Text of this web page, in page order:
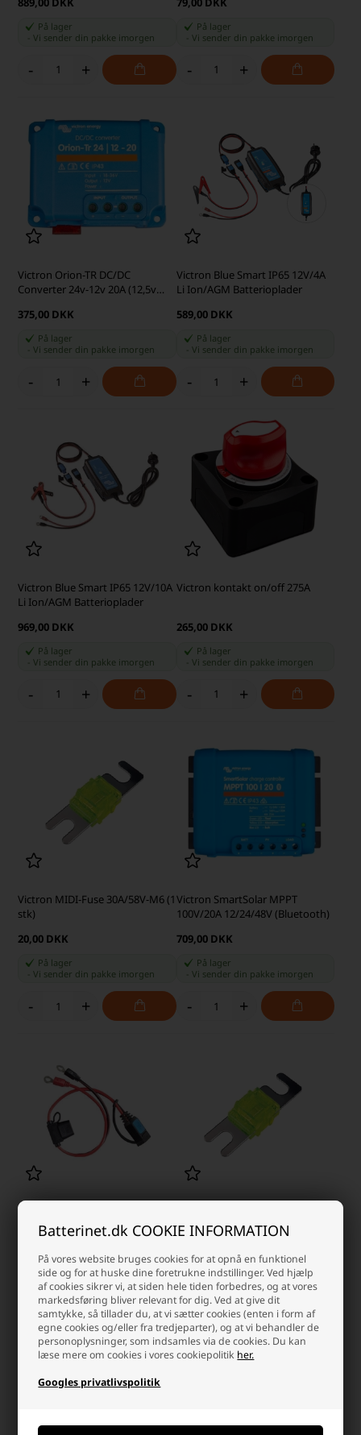
Batterinet.dk COOKIE INFORMATION
På vores website bruges cookies for at opnå en funktionel
side og for at huske dine foretrukne indstillinger. Ved hjælp
af cookies sikrer vi, at siden hele tiden forbedres, og at vores
markedsføring bliver relevant for dig. Ved at give dit
samtykke, så tillader du, at vi sætter cookies (enten i form af
egne cookies og/eller fra tredjeparter), og at vi behandler de
personoplysninger, som indsamles via de cookies. Du kan
læse mere om cookies i vores cookiepolitik her.
Googles privatlivspolitik
På lager
-Vi sender din pakke imorgen
- +
På lager
Vi sender din pakke imorgen
- +
Victron Orion-TR DC/DC
Converter 24v-12v 20A (12,5v
375,00 DKK
På lager
-Vi sender din pakke imorgen
- +
Victron Blue Smart IP65 12V/4A
Li Ion/AGM Batterioplader
589,00 DKK
På lager
Vi sender din pakke imorgen
- +
Victron Blue Smart IP65 12V/10A
Li Ion/AGM Batterioplader
969,00 DKK
På lager
-Vi sender din pakke imorgen
- +
Victron kontakt on/off 275A
265,00 DKK
På lager
Vi sender din pakke imorgen
- +
Victron MIDI-Fuse 30A/58V-M6 (1
stk)
20,00 DKK
På lager
-Vi sender din pakke imorgen
- +
Victron SmartSolar MPPT
100V/20A 12/24/48V (Bluetooth)
709,00 DKK
På lager
Vi sender din pakke imorgen
- +
Victron ladekabel med 8mm
eyelet & sikring 30Ah
79,00 DKK
På lager
Vi sender din pakkeimorgen
+
stk)
20,00 DKK
På lager
-Vi sender din pakkeimorgen
- +